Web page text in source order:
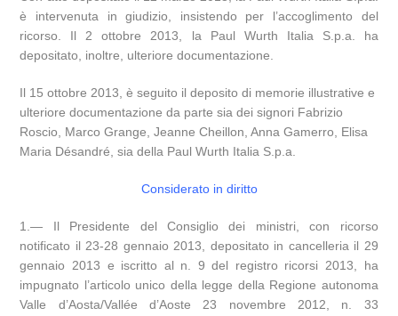
è intervenuta in giudizio, insistendo per l’accoglimento del
ricorso. Il 2 ottobre 2013, la Paul Wurth Italia S.p.a. ha
depositato, inoltre, ulteriore documentazione.
Il 15 ottobre 2013, è seguito il deposito di memorie illustrative e
ulteriore documentazione da parte sia dei signori Fabrizio
Roscio, Marco Grange, Jeanne Cheillon, Anna Gamerro, Elisa
Maria Désandré, sia della Paul Wurth Italia S.p.a.
Considerato in diritto
1.— Il Presidente del Consiglio dei ministri, con ricorso
notificato il 23-28 gennaio 2013, depositato in cancelleria il 29
gennaio 2013 e iscritto al n. 9 del registro ricorsi 2013, ha
impugnato l’articolo unico della legge della Regione autonoma
Valle d’Aosta/Vallée d’Aoste 23 novembre 2012, n. 33